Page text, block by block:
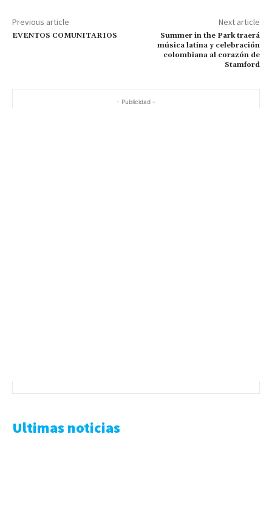
Previous article
EVENTOS COMUNITARIOS
Next article
Summer in the Park traerá
música latina y celebración
colombiana al corazón de
Stamford
- Publicidad -
Ultimas noticias